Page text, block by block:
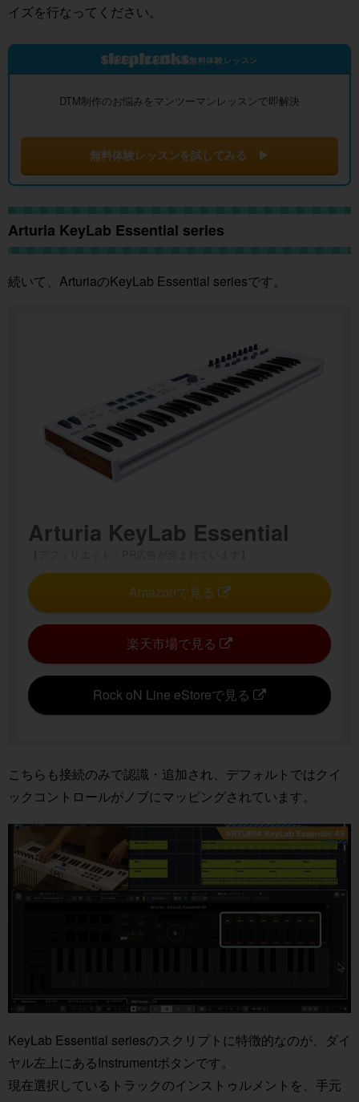
イズを行なってください。
無料体験レッスン
DTM制作のお悩みをマンツーマンレッスンで即解決
無料体験レッスンを試してみる ▶
Arturia KeyLab Essential series
続いて、ArturiaのKeyLab Essential seriesです。
Arturia KeyLab Essential
Amazonで見る
楽天市場で見る
Rock oN Line eStoreで見る
こちらも接続のみで認識・追加され、デフォルトではクイ
ックコントロールがノブにマッピングされています。
KeyLab Essential seriesのスクリプトに特徴的なのが、ダイ
ヤル左上にあるInstrumentボタンです。
現在選択しているトラックのインストゥルメントを、手元